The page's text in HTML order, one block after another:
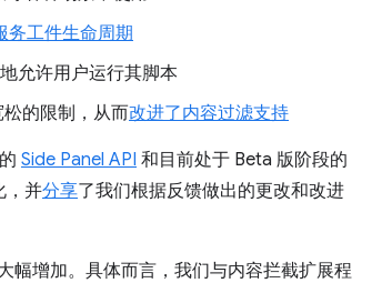
务工件生命周期
允许用户运行其脚本
的限制，从而改进了内容过滤支持
Side Panel API 和目前处于 Beta 版阶段的
，并分享了我们根据反馈做出的更改和改进
幅增加。具体而言，我们与内容拦截扩展程